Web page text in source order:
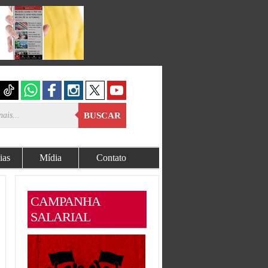
BUSCAR
Mídia Contato
CAMPANHA
SALARIAL